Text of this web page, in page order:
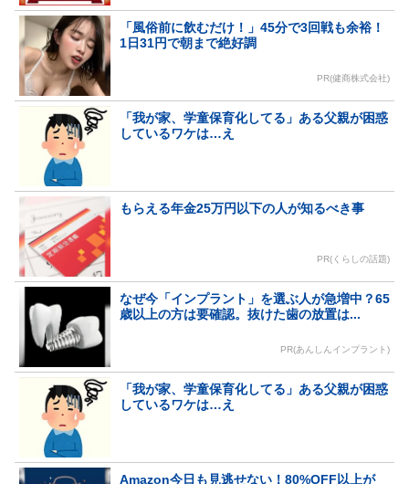
「風俗前に飲むだけ！」45分で3回戦も余裕！
1日31円で朝まで絶好調
PR(健商株式会社)
「我が家、学童保育化してる」ある父親が困惑
しているワケは…え
もらえる年金25万円以下の人が知るべき事
PR(くらしの話題)
なぜ今「インプラント」を選ぶ人が急増中？65
歳以上の方は要確認。抜けた歯の放置は...
PR(あんしんインプラント)
「我が家、学童保育化してる」ある父親が困惑
しているワケは…え
Amazon今日も見逃せない！80%OFF以上が